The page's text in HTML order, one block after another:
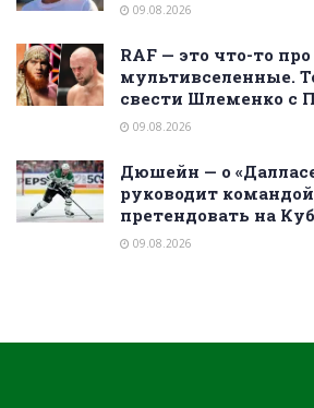
09.08.2026
RAF — это что-то про
мультивселенные.
свести Шлеменко с
09.08.2026
Дюшейн — о
руководит
претендовать на
09.08.2026